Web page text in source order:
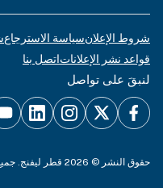
شروط الإعلانسياسة الاسترجاع
قواعد نشر الإعلاناتاتصل بنا
لنبقَ على تواصل
حقوق النشر © 2026 قطر ليفنج. جميع الحقوق محفوظة.